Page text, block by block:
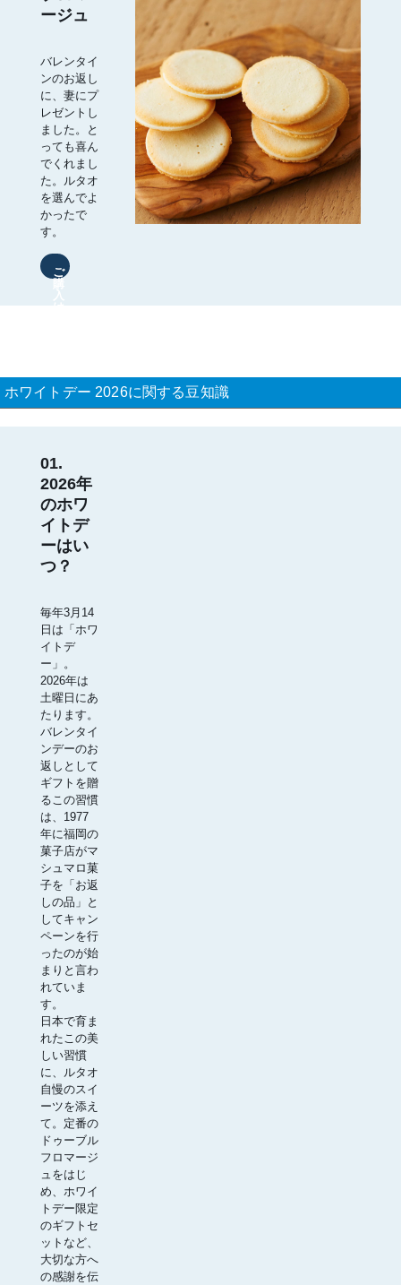
ージュ
バレンタイ
ンのお返し
に、妻にプ
レゼントし
ました。と
っても喜ん
でくれまし
た。ルタオ
を選んでよ
かったで
す。
ご
購
入
は
ホワイトデー 2026に関する豆知識
01.
2026年
のホワ
イトデ
ーはい
つ？
毎年3月14
日は「ホワ
イトデ
ー」。
2026年は
土曜日にあ
たります。
バレンタイ
ンデーのお
返しとして
ギフトを贈
るこの習慣
は、1977
年に福岡の
菓子店がマ
シュマロ菓
子を「お返
しの品」と
してキャン
ペーンを行
ったのが始
まりと言わ
れていま
す。
日本で育ま
れたこの美
しい習慣
に、ルタオ
自慢のスイ
ーツを添え
て。定番の
ドゥーブル
フロマージ
ュをはじ
め、ホワイ
トデー限定
のギフトセ
ットなど、
大切な方へ
の感謝を伝